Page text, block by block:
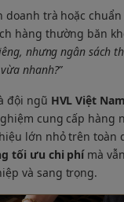
doanh trà hoặc
hàng thường băn
nhưng ngân sách
nhanh?”
đội ngũ HVL Việt Nam
cung cấp hàng
lớn nhỏ trên toàn
tối ưu chi phímà
và sang trọng.